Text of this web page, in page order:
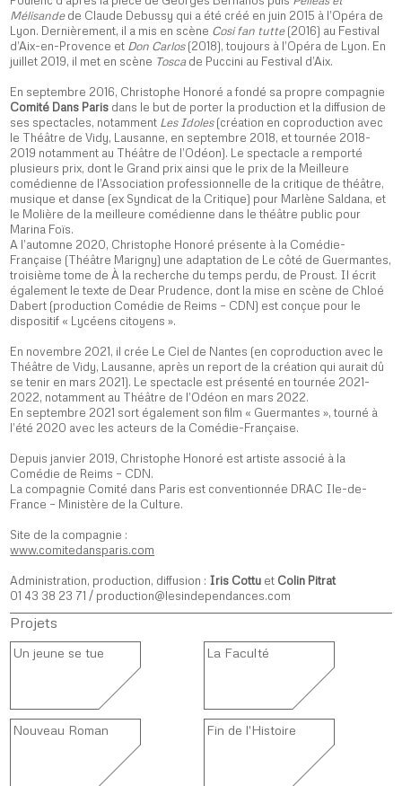
Mélisandede Claude Debussy qui a été créé en juin 2015 à l’Opéra de
Lyon. Dernièrement, il a mis en scène Cosi fan tutte(2016) au Festival
d’Aix-en-Provence et Don Carlos(2018), toujours à l’Opéra de Lyon. En
juillet 2019, il met en scène Toscade Puccini au Festival d’Aix.
En septembre 2016, Christophe Honoré a fondé sa propre compagnie
Comité Dans Paris dans le but de porter la production et la diffusion de
ses spectacles, notamment Les Idoles(création en coproduction avec
le Théâtre de Vidy, Lausanne, en septembre 2018, et tournée 2018-
2019 notamment au Théâtre de l’Odéon). Le spectacle a remporté
plusieurs prix, dont le Grand prix ainsi que le prix de la Meilleure
comédienne de l’Association professionnelle de la critique de théâtre,
musique et danse (ex Syndicat de la Critique) pour Marlène Saldana, et
le Molière de la meilleure comédienne dans le théâtre public pour
Marina Foïs.
A l’automne 2020, Christophe Honoré présente à la Comédie-
Française (Théâtre Marigny) une adaptation de Le côté de Guermantes,
troisième tome de À la recherche du temps perdu, de Proust. Il écrit
également le texte de Dear Prudence, dont la mise en scène de Chloé
Dabert (production Comédie de Reims – CDN) est conçue pour le
dispositif « Lycéens citoyens ».
En novembre 2021, il crée Le Ciel de Nantes (en coproduction avec le
Théâtre de Vidy, Lausanne, après un report de la création qui aurait dû
se tenir en mars 2021). Le spectacle est présenté en tournée 2021-
2022, notamment au Théâtre de l’Odéon en mars 2022.
En septembre 2021 sort également son film « Guermantes », tourné à
l’été 2020 avec les acteurs de la Comédie-Française.
Depuis janvier 2019, Christophe Honoré est artiste associé à la
Comédie de Reims – CDN.
La compagnie Comité dans Paris est conventionnée DRAC Ile-de-
France – Ministère de la Culture.
Site de la compagnie :
www.comitedansparis.com
Administration, production, diffusion : Iris Cottu et Colin Pitrat
01 43 38 23 71 / production@lesindependances.com
Projets
Un jeune se tue La Faculté
Nouveau Roman Fin de l'Histoire